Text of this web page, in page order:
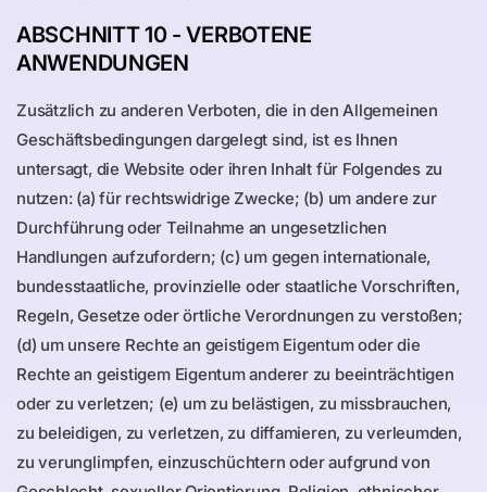
ABSCHNITT 10 - VERBOTENE
ANWENDUNGEN
Zusätzlich zu anderen Verboten, die in den Allgemeinen
Geschäftsbedingungen dargelegt sind, ist es Ihnen
untersagt, die Website oder ihren Inhalt für Folgendes zu
nutzen: (a) für rechtswidrige Zwecke; (b) um andere zur
Durchführung oder Teilnahme an ungesetzlichen
Handlungen aufzufordern; (c) um gegen internationale,
bundesstaatliche, provinzielle oder staatliche Vorschriften,
Regeln, Gesetze oder örtliche Verordnungen zu verstoßen;
(d) um unsere Rechte an geistigem Eigentum oder die
Rechte an geistigem Eigentum anderer zu beeinträchtigen
oder zu verletzen; (e) um zu belästigen, zu missbrauchen,
zu beleidigen, zu verletzen, zu diffamieren, zu verleumden,
zu verunglimpfen, einzuschüchtern oder aufgrund von